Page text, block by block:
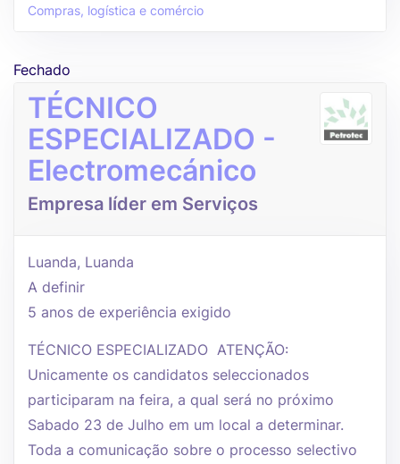
Compras, logística e comércio
Fechado
TÉCNICO
ESPECIALIZADO -
Electromecánico
Empresa líder em Serviços
Luanda, Luanda
A definir
5 anos de experiência exigido
TÉCNICO ESPECIALIZADO ATENÇÃO:
Unicamente os candidatos seleccionados
participaram na feira, a qual será no próximo
Sabado 23 de Julho em um local a determinar.
Toda a comunicação sobre o processo selectivo